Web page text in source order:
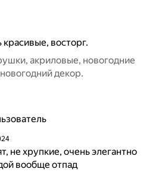
красивые, восторг.
акриловые, новогодние
декор.
не хрупкие, очень элегантно
вообще отпад